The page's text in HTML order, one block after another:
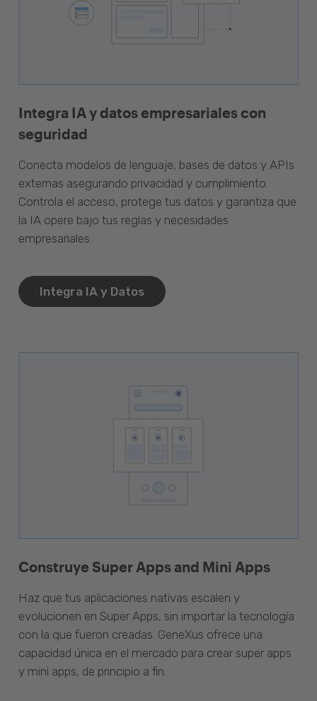
Integra IA y datos empresariales con
seguridad
Conecta modelos de lenguaje, bases de datos y APIs
externas asegurando privacidad y cumplimiento.
Controla el acceso, protege tus datos y garantiza que
la IA opere bajo tus reglas y necesidades
empresariales.
Integra IA y Datos
Construye Super Apps and Mini Apps
Haz que tus aplicaciones nativas escalen y
evolucionen en Super Apps, sin importar la tecnología
con la que fueron creadas. GeneXus ofrece una
capacidad única en el mercado para crear super apps
y mini apps, de principio a fin.